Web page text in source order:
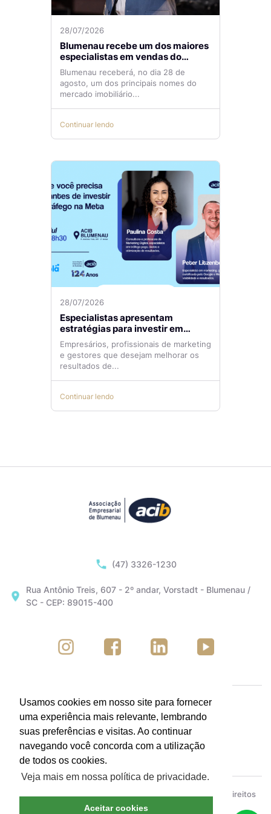
28/07/2026
Blumenau recebe um dos maiores
especialistas em vendas do
mercado imobiliário
Blumenau receberá, no dia 28 de
agosto, um dos principais nomes do
mercado imobiliário...
Continuar lendo
28/07/2026
Especialistas apresentam
estratégias para investir em
tráfego pago com mais eficiência
Empresários, profissionais de marketing
e gestores que desejam melhorar os
resultados de...
Continuar lendo
(47) 3326-1230
Rua Antônio Treis, 607 - 2º andar, Vorstadt - Blumenau /
SC - CEP: 89015-400
ACIB - Associação Empresarial de Blumenau © Todos os direitos
reservados.Política de Privacidade
Usamos cookies em nosso site para fornecer
uma experiência mais relevante, lembrando
suas preferências e visitas. Ao continuar
navegando você concorda com a utilização
de todos os cookies.
Veja mais em nossa política de privacidade.
Aceitar cookies